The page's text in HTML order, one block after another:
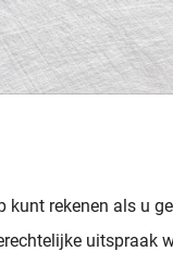
kunt rekenen als u
uitspraak